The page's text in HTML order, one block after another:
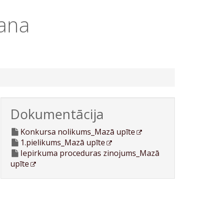
Dokumentācija
Konkursa nolikums_Mazā upīte
1.pielikums_Mazā upīte
Iepirkuma proceduras zinojums_Mazā
upīte